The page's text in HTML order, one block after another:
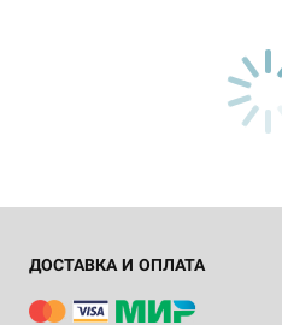
ДОСТАВКА И ОПЛАТА